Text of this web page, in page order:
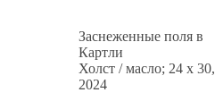
Заснеженные поля в
Картли
Холст / масло; 24 x 30,
2024